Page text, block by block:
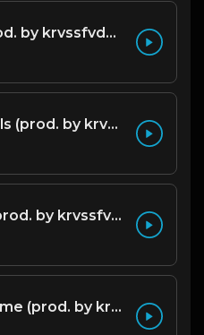
worth it (prod. by krvssfvded) 144bpm
mixed signals (prod. by krvssfvded & Dee Aye) 124bpm
that deep (prod. by krvssfvded) 114bpm
think about me (prod. by krvssfvded) 123bpm